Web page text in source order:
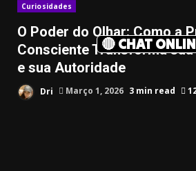
🔴 CHAT
Curiosidades
O Poder do Olhar: Como a
Consciente Transforma
e sua Autoridade
Dri Março 1, 2026 3 min read